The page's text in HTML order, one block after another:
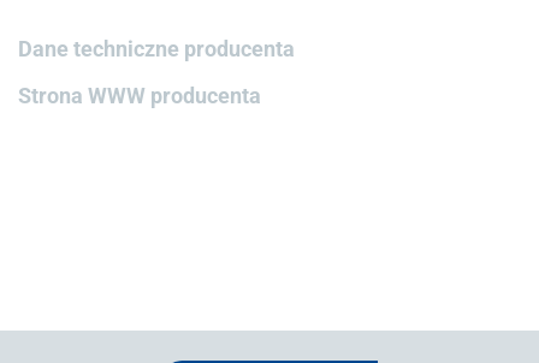
Dane techniczne producenta
Strona WWW producenta